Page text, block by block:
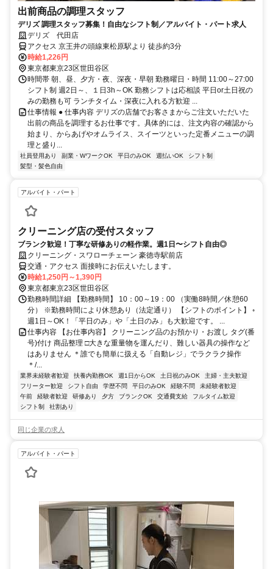
出前商品の調理スタッフ
デリズ 調理スタッフ募集！自由なシフト制／アルバイト・パート求人
デリズ 代田店
アクセス 京王井の頭線東松原駅より 徒歩約3分
時給1,226円
東京都東京23区世田谷区
時間帯 朝、昼、夕方・夜、深夜・早朝 勤務曜日・時間 11:00～27:00
シフト制 週2日～、１日3h～OK 勤務シフトは応相談 平日or土日祝の
みの勤務も可 ランチタイム・深夜に入れる方歓迎 ...
仕事情報 ● 仕事内容 デリズの店舗でお客さまからご注文いただいた
出前の商品を調理するお仕事です。具体的には、注文内容の確認から
始まり、からあげやオムライス、スイーツといった定番メニューの調
理と盛り...
社員登用あり 副業・WワークOK 平日のみOK 週払いOK
シフト制
髪型・髪色自由
アルバイト・パート
クリーニング店の受付スタッフ
ブランク歓迎！丁寧な研修ありの軽作業。週1日〜シフト自由◎
クリーニング・スワローチェーン 豪徳寺駅前店
交通・アクセス 面接時にお伝えいたします。
時給1,250円～1,390円
東京都東京23区世田谷区
勤務時間詳細 【勤務時間】 10：00～19：00 （実働8時間／休憩60
分） ※勤務時間により休憩あり（法定通り） 【シフトのポイント】 ◦
週1日～OK！「平日のみ」や「土日のみ」も大歓迎です。 ...
仕事内容 【お仕事内容】 クリーニング品のお預かり・お渡し タグ(番
号)付け 商品整理 □大きな重量物を運んだり、難しい器具の操作など
はありません ＊誰でも簡単に扱える「自動レジ」でラクラク操作
＊/...
業界未経験者歓迎 扶養内勤務OK 週1日からOK 土日祝のみOK
主婦・主夫歓迎
フリーター歓迎
シフト自由 学歴不問 平日のみOK 経験不問
未経験者歓迎
午前
経験者歓迎 研修あり 夕方 ブランクOK 交通費支給
フルタイム歓迎
シフト制
社割あり
同じ企業の求人
アルバイト・パート